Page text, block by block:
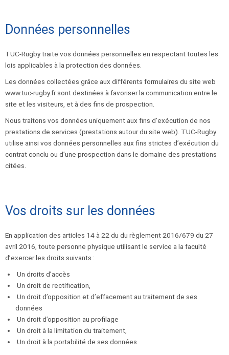
Données personnelles
TUC-Rugby traite vos données personnelles en respectant toutes les
lois applicables à la protection des données.
Les données collectées grâce aux différents formulaires du site web
www.tuc-rugby.fr sont destinées à favoriser la communication entre le
site et les visiteurs, et à des fins de prospection.
Nous traitons vos données uniquement aux fins d’exécution de nos
prestations de services (prestations autour du site web). TUC-Rugby
utilise ainsi vos données personnelles aux fins strictes d’exécution du
contrat conclu ou d’une prospection dans le domaine des prestations
citées.
Vos droits sur les données
En application des articles 14 à 22 du du règlement 2016/679 du 27
avril 2016, toute personne physique utilisant le service a la faculté
d’exercer les droits suivants :
Un droits d’accès
Un droit de rectification,
Un droit d’opposition et d’effacement au traitement de ses
données
Un droit d’opposition au profilage
Un droit à la limitation du traitement,
Un droit à la portabilité de ses données